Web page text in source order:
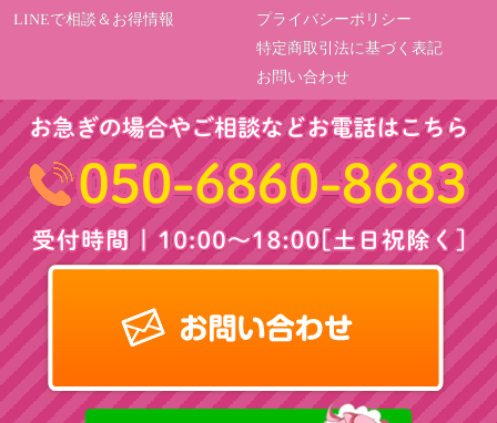
LINEで相談＆お得情報 プライバシーポリシー
特定商取引法に基づく表記
お問い合わせ